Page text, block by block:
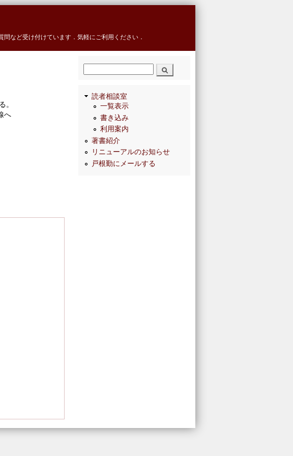
など受け付けています．気軽にご利用ください．
。
へ
検索
読者相談室
一覧表示
書き込み
利用案内
著書紹介
リニューアルのお知らせ
戸根勤にメールする